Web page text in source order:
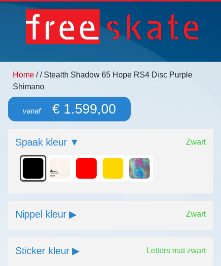
Home // Stealth Shadow 65 Hope RS4 Disc Purple
Shimano
vanaf€ 1.599,00
Spaak kleur Zwart
Nippel kleur Zwart
Sticker kleur Letters mat zwart